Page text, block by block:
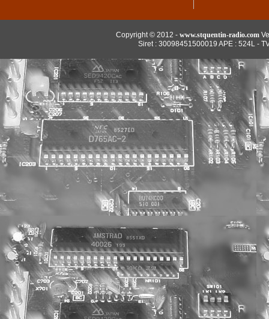
Copyright © 2012 - www.stquentin-radio.com
Siret : 30098451500019 APE : 524L -